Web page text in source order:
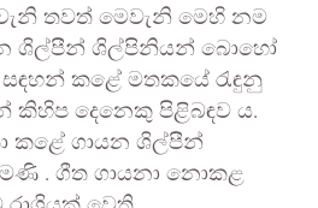
තවත් මෙවැනි මෙහි නම
ශිල්පීන් ශිල්පිනියන් බොහෝ
කළේ මතකයේ රැඳුනු
දෙනෙකු පිළිබඳව ය.
කළේ ගායන ශිල්පීන්
. ගීත ගායනා නොකළ